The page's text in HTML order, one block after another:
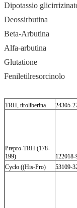
Dipotassio
Deossirbutina
Beta-Arbutina
Alfa-arbutina
Glutatione
Feniletilresorcinolo
TRH, tiroliberina 24305-
Prepro-TRH (178-
199)
122018-
Cyclo ((His-Pro)
53109-